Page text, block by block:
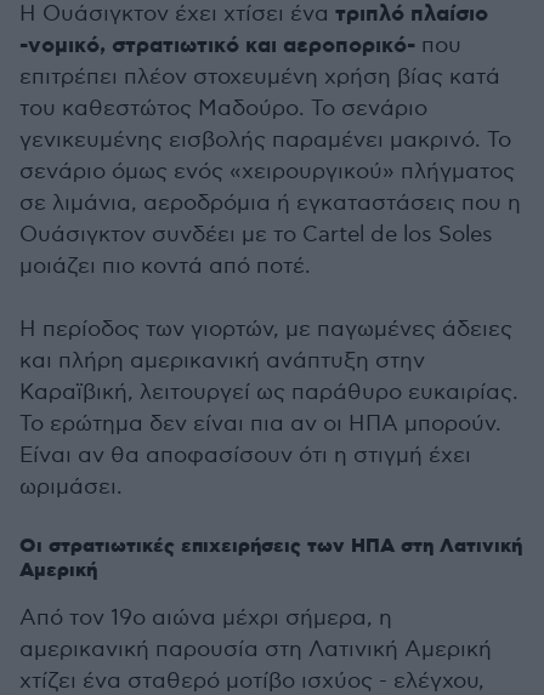
Η Ουάσιγκτον έχει χτίσει ένα τριπλό πλαίσιο
-νομικό, στρατιωτικό και αεροπορικό- που
επιτρέπει πλέον στοχευμένη χρήση βίας κατά
του καθεστώτος Μαδούρο. Το σενάριο
γενικευμένης εισβολής παραμένει μακρινό. Το
σενάριο όμως ενός «χειρουργικού» πλήγματος
σε λιμάνια, αεροδρόμια ή εγκαταστάσεις που η
Ουάσιγκτον συνδέει με το Cartel de los Soles
μοιάζει πιο κοντά από ποτέ.
Η περίοδος των γιορτών, με παγωμένες άδειες
και πλήρη αμερικανική ανάπτυξη στην
Καραϊβική, λειτουργεί ως παράθυρο ευκαιρίας.
Το ερώτημα δεν είναι πια αν οι ΗΠΑ μπορούν.
Είναι αν θα αποφασίσουν ότι η στιγμή έχει
ωριμάσει.
Οι στρατιωτικές επιχειρήσεις των ΗΠΑ στη Λατινική
Αμερική
Από τον 19ο αιώνα μέχρι σήμερα, η
αμερικανική παρουσία στη Λατινική Αμερική
χτίζει ένα σταθερό μοτίβο ισχύος - ελέγχου,